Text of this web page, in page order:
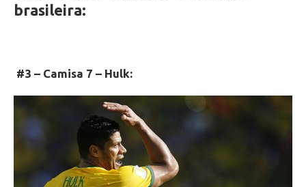
brasileira:
#3 – Camisa 7 – Hulk: